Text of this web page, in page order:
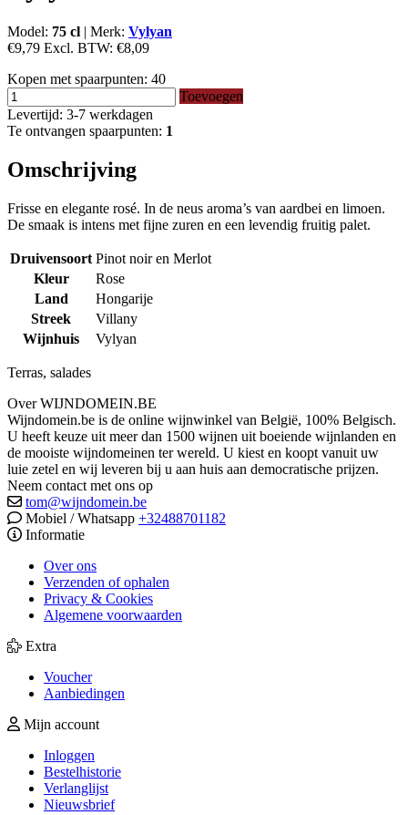
Model: 75 cl | Merk: Vylyan
€9,79 Excl. BTW: €8,09
Kopen met spaarpunten: 40
Toevoegen
Levertijd: 3-7 werkdagen
Te ontvangen spaarpunten: 1
Omschrijving
Frisse en elegante rosé. In de neus aroma’s van aardbei en limoen.
De smaak is intens met fijne zuren en een levendig fruitig palet.
Druivensoort Pinot noir en Merlot
Kleur
Rose
Land
Hongarije
Streek
Villany
Wijnhuis
Vylyan
Terras, salades
Over WIJNDOMEIN.BE
Wijndomein.be is de online wijnwinkel van België, 100% Belgisch.
U heeft keuze uit meer dan 1500 wijnen uit boeiende wijnlanden en
de mooiste wijndomeinen ter wereld. U kiest en koopt vanuit uw
luie zetel en wij leveren bij u aan huis aan democratische prijzen.
Neem contact met ons op
tom@wijndomein.be
Mobiel / Whatsapp +32488701182
Informatie
Over ons
Verzenden of ophalen
Privacy & Cookies
Algemene voorwaarden
Extra
Voucher
Aanbiedingen
Mijn account
Inloggen
Bestelhistorie
Verlanglijst
Nieuwsbrief